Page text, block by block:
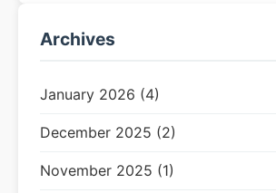
Archives
January 2026 (4)
December 2025 (2)
November 2025 (1)